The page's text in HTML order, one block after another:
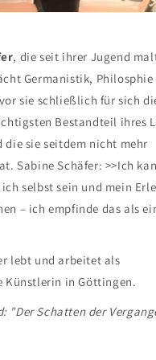
, die seit ihrer Jugend
Germanistik, Philosphie
sie schließlich für sich
Bestandteil ihres
die sie seitdem nicht mehr
Sabine Schäfer: >>Ich
selbst sein und mein
– ich empfinde das als
lebt und arbeitet als
Künstlerin in Göttingen.
"Der Schatten der